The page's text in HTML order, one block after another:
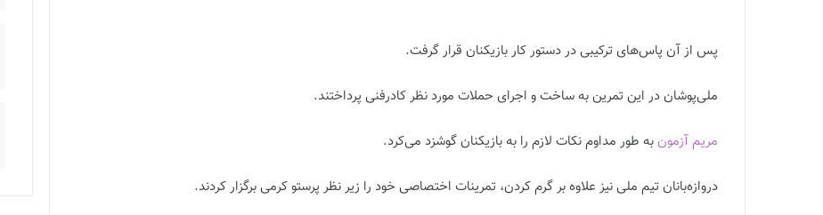
پس از آن پاس‌های ترکیبی در دستور کار بازیکنان قرار گرفت.
ملی‌پوشان در این تمرین به ساخت و اجرای حملات مورد نظر کادرفنی پرداختند.
مریم آزمون به طور مداوم نکات لازم را به بازیکنان گوشزد می‌کرد.
دروازه‌بانان تیم ملی نیز علاوه بر گرم کردن، تمرینات اختصاصی خود را زیر نظر پرستو کرمی برگزار کردند.